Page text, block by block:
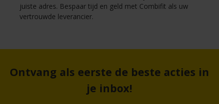
juiste adres. Bespaar tijd en geld met Combifit als uw
vertrouwde leverancier.
Ontvang als eerste de beste acties in
je inbox!